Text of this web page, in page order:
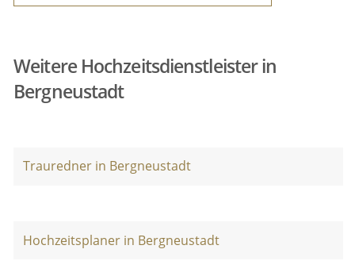
Weitere Hochzeitsdienstleister in
Bergneustadt
Trauredner in Bergneustadt
Hochzeitsplaner in Bergneustadt